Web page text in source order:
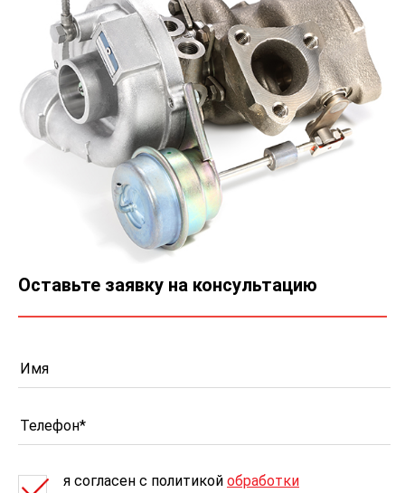
Оставьте заявку на консультацию
я согласен c политикой обработки